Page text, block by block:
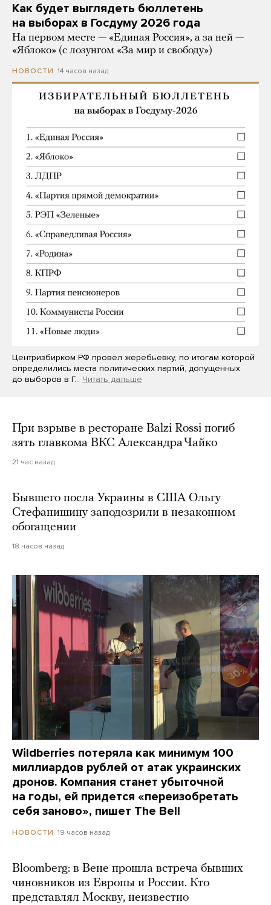
Как будет выглядеть бюллетень
на выборах в Госдуму 2026 года
На первом месте — «Единая Россия», а за ней —
«Яблоко» (с лозунгом «За мир и свободу»)
НОВОСТИ 14 часов назад
Центризбирком РФ провел жеребьевку, по итогам которой
определились места политических партий, допущенных
до выборов в Г… Читать дальше
При взрыве в ресторане Balzi Rossi погиб
зять главкома ВКС Александра Чайко
21 час назад
Бывшего посла Украины в США Ольгу
Стефанишину заподозрили в незаконном
обогащении
18 часов назад
Wildberries потеряла как минимум 100
миллиардов рублей от атак украинских
дронов. Компания станет убыточной
на годы, ей придется «переизобретать
себя заново», пишет The Bell
НОВОСТИ 19 часов назад
Bloomberg: в Вене прошла встреча бывших
чиновников из Европы и России. Кто
представлял Москву, неизвестно